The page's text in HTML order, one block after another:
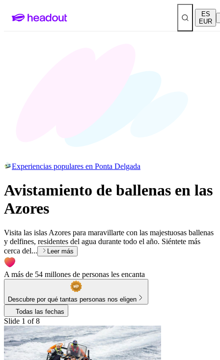
ES
EUR
Experiencias populares en Ponta Delgada
Avistamiento de ballenas en las
Azores
Visita las islas Azores para maravillarte con las majestuosas ballenas
y delfines, residentes del agua durante todo el año. Siéntete más
cerca del...
Leer más
A más de 54 millones de personas les encanta
Descubre por qué tantas personas nos eligen
Todas las fechas
Slide 1 of 8